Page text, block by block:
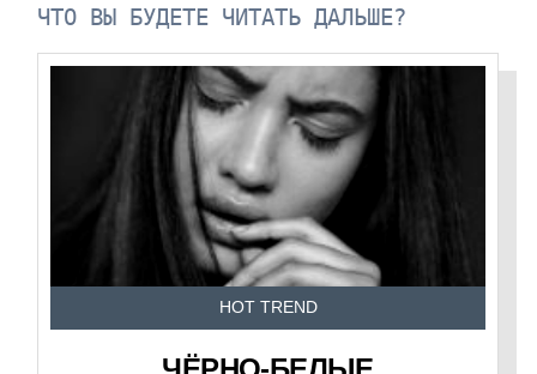
ЧТО ВЫ БУДЕТЕ ЧИТАТЬ ДАЛЬШЕ?
HOT TREND